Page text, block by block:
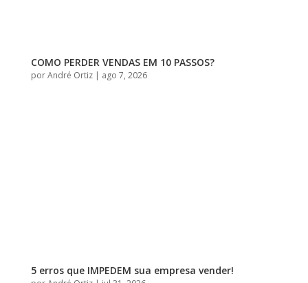
COMO PERDER VENDAS EM 10 PASSOS?
porAndré Ortiz| ago 7, 2026
5 erros que IMPEDEM sua empresa vender!